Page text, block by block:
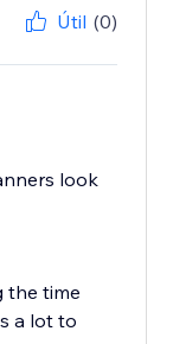
Útil (0)
look
the time
a lot to